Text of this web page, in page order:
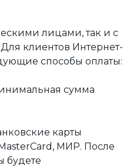
лицами, так и с
клиентов Интернет-
способы оплаты:
сумма
карты
МИР. После
будете